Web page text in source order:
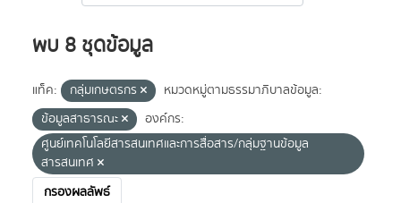
พบ 8 ชุดข้อมูล
แท็ค: กลุ่มเกษตรกร
หมวดหมู่ตามธรรมาภิบาลข้อมูล:
ข้อมูลสาธารณะ
องค์กร:
ศูนย์เทคโนโลยีสารสนเทศและการสื่อสาร/กลุ่มฐานข้อมูล
สารสนเทศ
กรองผลลัพธ์